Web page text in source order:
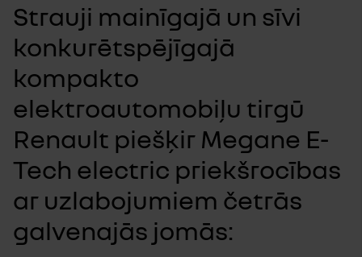
Strauji mainīgajā un sīvi
konkurētspējīgajā
kompakto
elektroautomobiļu tirgū
Renault piešķir Megane E-
Tech electric priekšrocības
ar uzlabojumiem četrās
galvenajās jomās: